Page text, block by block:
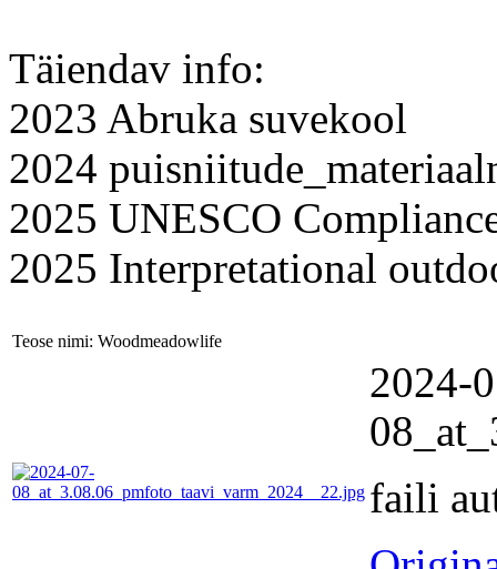
Täiendav info:
2023 Abruka suvekool
2024
2025 UNESCO
2025 Interpretational
Teose nimi: Woodmeadowlife
2024-
faili